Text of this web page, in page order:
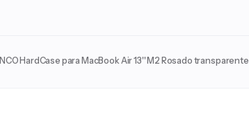
NCO HardCase para MacBook Air 13'' M2 Rosado transparente